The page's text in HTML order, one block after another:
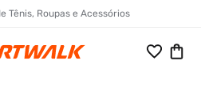
Tênis, Roupas e Acessórios